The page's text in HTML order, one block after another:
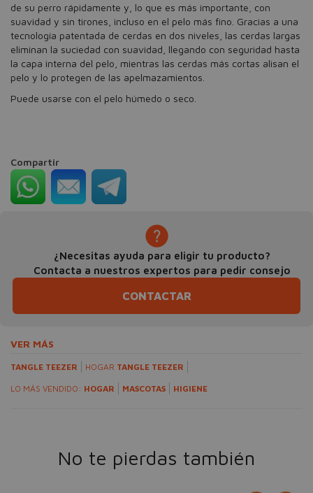
de su perro rápidamente y, lo que es más importante, con
suavidad y sin tirones, incluso en el pelo más fino. Gracias a una
tecnología patentada de cerdas en dos niveles, las cerdas largas
eliminan la suciedad con suavidad, llegando con seguridad hasta
la capa interna del pelo, mientras las cerdas más cortas alisan el
pelo y lo protegen de las apelmazamientos.
Puede usarse con el pelo húmedo o seco.
Compartir
¿Necesitas ayuda para eligir tu producto?
Contacta a nuestros expertos para pedir consejo
CONTACTAR
VER MÁS
TANGLE TEEZER HOGAR TANGLE TEEZER
LO MÁS VENDIDO: HOGAR MASCOTAS HIGIENE
No te pierdas también